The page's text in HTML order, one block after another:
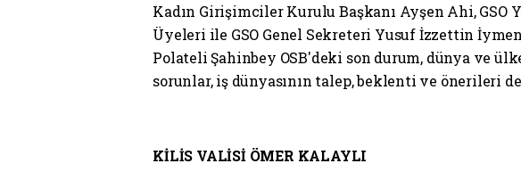
Kadın Girişimciler Kurulu Başkanı Ayşen Ahi,
Üyeleri ile GSO Genel Sekreteri Yusuf İzzettin
Polateli Şahinbey OSB'deki son durum, dünya ve
sorunlar, iş dünyasının talep, beklenti ve önerileri
KİLİS VALİSİ ÖMER KALAYLI